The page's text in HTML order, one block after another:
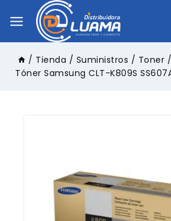
/ Tienda / Suministros / Toner /
Tóner Samsung CLT-K809S